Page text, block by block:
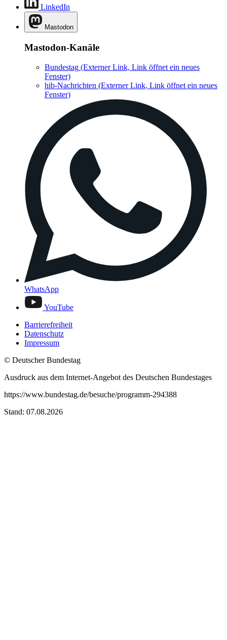
LinkedIn
Mastodon
Mastodon-Kanäle
Bundestag (Externer Link, Link öffnet ein neues
Fenster)
hib-Nachrichten (Externer Link, Link öffnet ein neues
Fenster)
WhatsApp
YouTube
Barrierefreiheit
Datenschutz
Impressum
© Deutscher Bundestag
Ausdruck aus dem Internet-Angebot des Deutschen Bundestages
https://www.bundestag.de/besuche/programm-294388
Stand: 07.08.2026